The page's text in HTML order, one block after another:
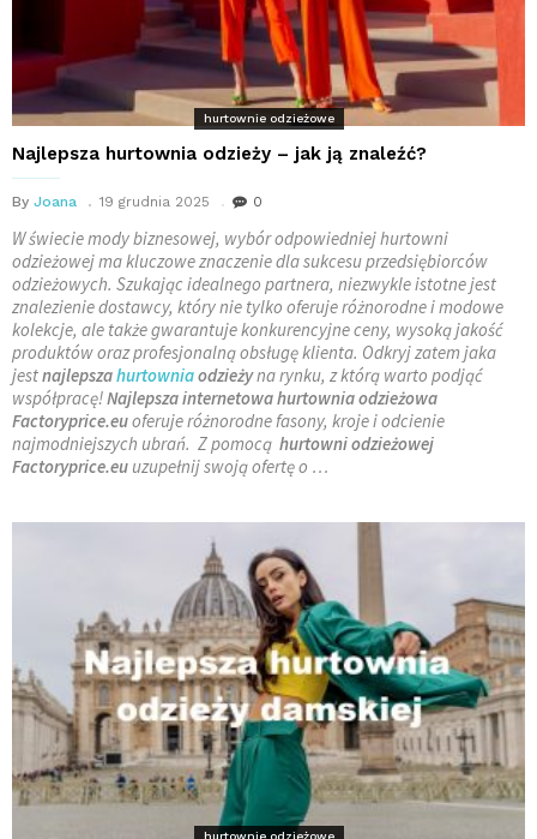
hurtownie odzieżowe
Najlepsza hurtownia odzieży – jak ją znaleźć?
By Joana 19 grudnia 2025 0
W świecie mody biznesowej, wybór odpowiedniej hurtowni
odzieżowej ma kluczowe znaczenie dla sukcesu przedsiębiorców
odzieżowych. Szukając idealnego partnera, niezwykle istotne jest
znalezienie dostawcy, który nie tylko oferuje różnorodne i modowe
kolekcje, ale także gwarantuje konkurencyjne ceny, wysoką jakość
produktów oraz profesjonalną obsługę klienta. Odkryj zatem jaka
jestnajlepszahurtowniaodzieżyna rynku, z którą warto podjąć
współpracę!Najlepsza internetowa hurtownia odzieżowa
Factoryprice.euoferuje różnorodne fasony, kroje i odcienie
najmodniejszych ubrań. Z pomocą hurtowni odzieżowej
Factoryprice.eu uzupełnij swoją ofertę o …